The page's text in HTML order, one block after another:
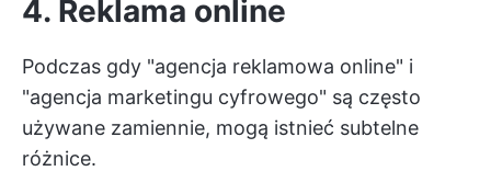
4. Reklama online
Podczas gdy "agencja reklamowa online" i
"agencja marketingu cyfrowego" są często
używane zamiennie, mogą istnieć subtelne
różnice.